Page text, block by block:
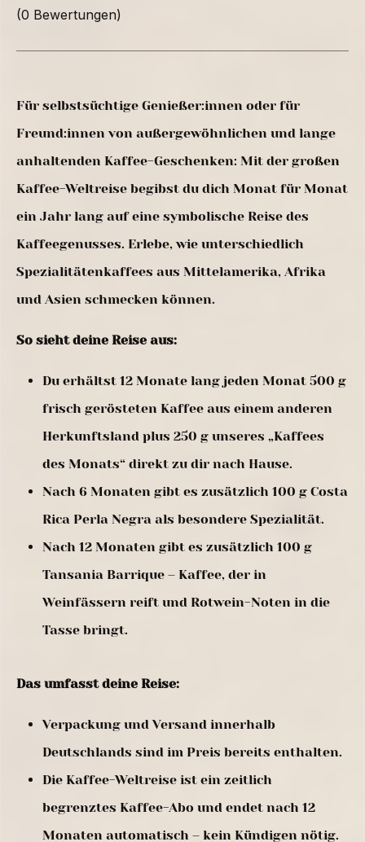
(0 Bewertungen)
Für selbstsüchtige Genießer:innen oder für
Freund:innen von außergewöhnlichen und lange
anhaltenden Kaffee-Geschenken: Mit der großen
Kaffee-Weltreise begibst du dich Monat für Monat
ein Jahr lang auf eine symbolische Reise des
Kaffeegenusses. Erlebe, wie unterschiedlich
Spezialitätenkaffees aus Mittelamerika, Afrika
und Asien schmecken können.
So sieht deine Reise aus:
Du erhältst 12 Monate lang jeden Monat 500 g
frisch gerösteten Kaffee aus einem anderen
Herkunftsland plus 250 g unseres „Kaffees
des Monats“ direkt zu dir nach Hause.
Nach 6 Monaten gibt es zusätzlich 100 g Costa
Rica Perla Negra als besondere Spezialität.
Nach 12 Monaten gibt es zusätzlich 100 g
Tansania Barrique – Kaffee, der in
Weinfässern reift und Rotwein-Noten in die
Tasse bringt.
Das umfasst deine Reise:
Verpackung und Versand innerhalb
Deutschlands sind im Preis bereits enthalten.
Die Kaffee-Weltreise ist ein zeitlich
begrenztes Kaffee-Abo und endet nach 12
Monaten automatisch – kein Kündigen nötig.